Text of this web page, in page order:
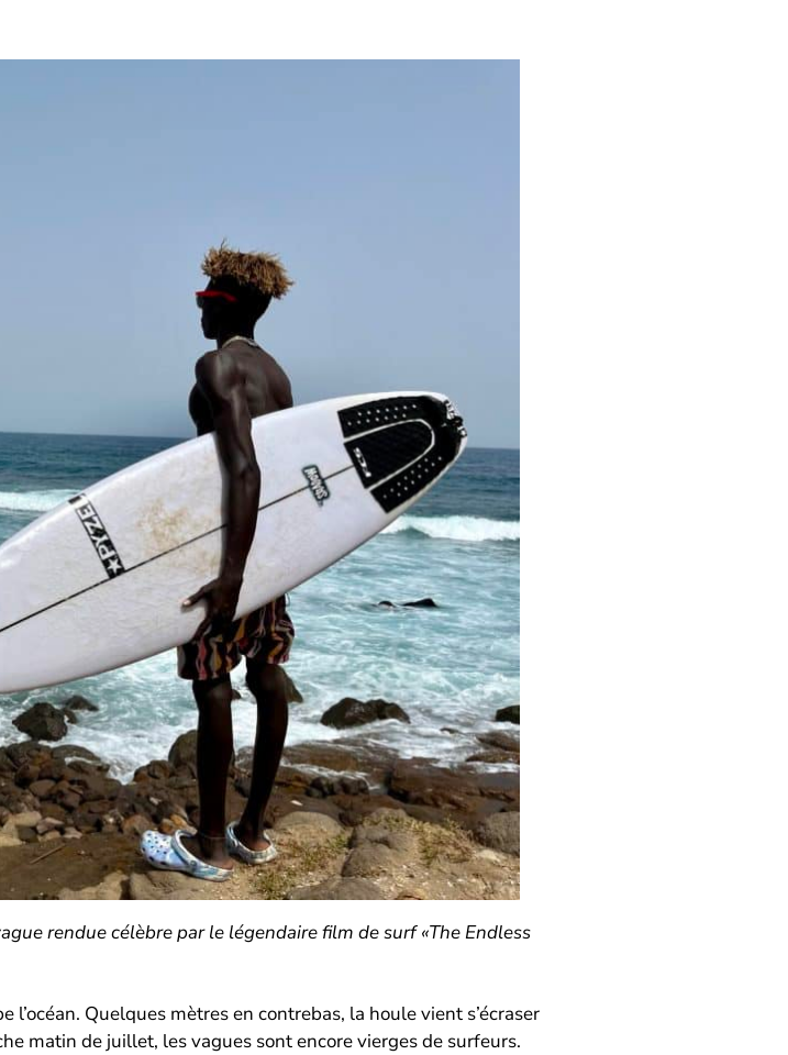
rendue célèbre par le légendaire film de surf «The Endless
Quelques mètres en contrebas, la houle vient s’écraser
matin de juillet, les vagues sont encore vierges de surfeurs.